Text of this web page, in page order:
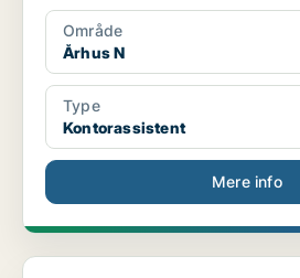
Område
Århus N
Type
Kontorassistent
Mere info
Kontorelev Customer Service